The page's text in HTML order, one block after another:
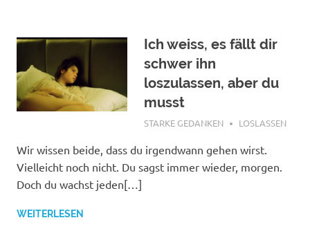
Ich weiss, es fällt dir
schwer ihn
loszulassen, aber du
musst
FEBRUAR 20, 2018
STARKE GEDANKEN LOSLASSEN
Wir wissen beide, dass du irgendwann gehen wirst.
Vielleicht noch nicht. Du sagst immer wieder, morgen.
Doch du wachst jeden[…]
WEITERLESEN